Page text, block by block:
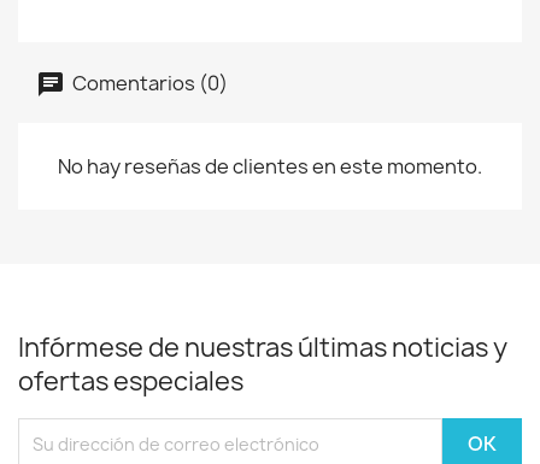
Comentarios (0)
No hay reseñas de clientes en este momento.
Infórmese de nuestras últimas noticias y
ofertas especiales